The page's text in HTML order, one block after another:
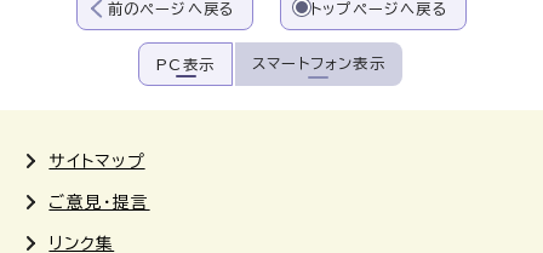
前のページへ戻る トップページへ戻る
PC表示 スマートフォン表示
サイトマップ
ご意見・提言
リンク集